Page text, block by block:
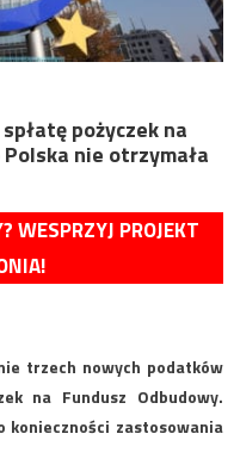
pożyczek na
nie otrzymała
WESPRZYJ PROJEKT
trzech nowych podatków
na Fundusz Odbudowy.
konieczności zastosowania